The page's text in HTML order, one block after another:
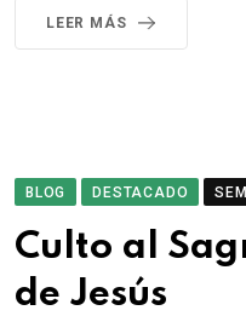
LEER MÁS
BLOG DESTACADO
Culto al
de Jesús